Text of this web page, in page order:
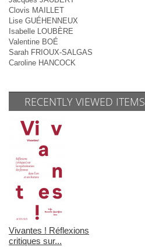
Clovis MAILLET
Lise GUÉHENNEUX
Isabelle LOUBÈRE
Valentine BOÉ
Sarah FRIOUX-SALGAS
Caroline HANCOCK
RECENTLY VIEWED ITEMS
Vivantes ! Réflexions
critiques sur...